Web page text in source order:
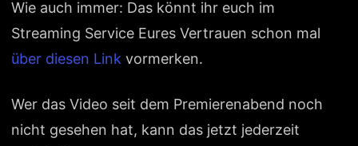
Wie auch immer: Das könnt ihr euch im
Streaming Service Eures Vertrauen schon mal
über diesen Link vormerken.
Wer das Video seit dem Premierenabend noch
nicht gesehen hat, kann das jetzt jederzeit